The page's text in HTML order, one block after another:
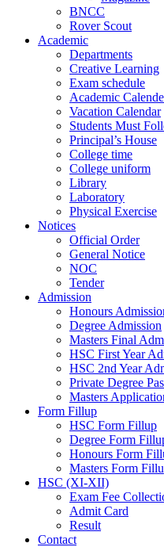
BNCC
Rover Scout
Academic
Departments
Creative Learning
Exam schedule
Academic
Vacation Calendar
Students Must
Principal’s House
College time
College uniform
Library
Laboratory
Physical Exercise
Notices
Official Order
General Notice
NOC
Tender
Admission
Honours
Degree Admission
Masters Final
HSC First Year
HSC 2nd Year
Private Degree
Masters
Form Fillup
HSC Form Fillup
Degree Form
Honours Form
Masters Form
HSC (XI-XII)
Exam Fee
Admit Card
Result
Contact